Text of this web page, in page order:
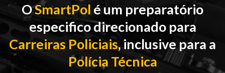
OSmartPol é um preparatório
especifico direcionado para
Carreiras Policiais, inclusive para a
Polícia Técnica